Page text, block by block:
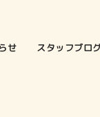
せ スタッフブロ